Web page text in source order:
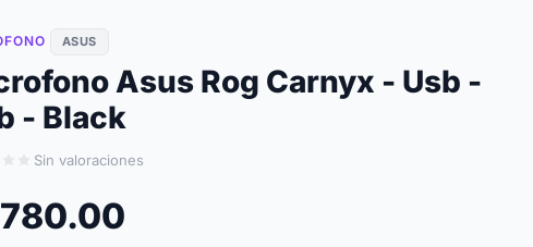
ASUS
Asus Rog Carnyx - Usb -
- Black
Sin valoraciones